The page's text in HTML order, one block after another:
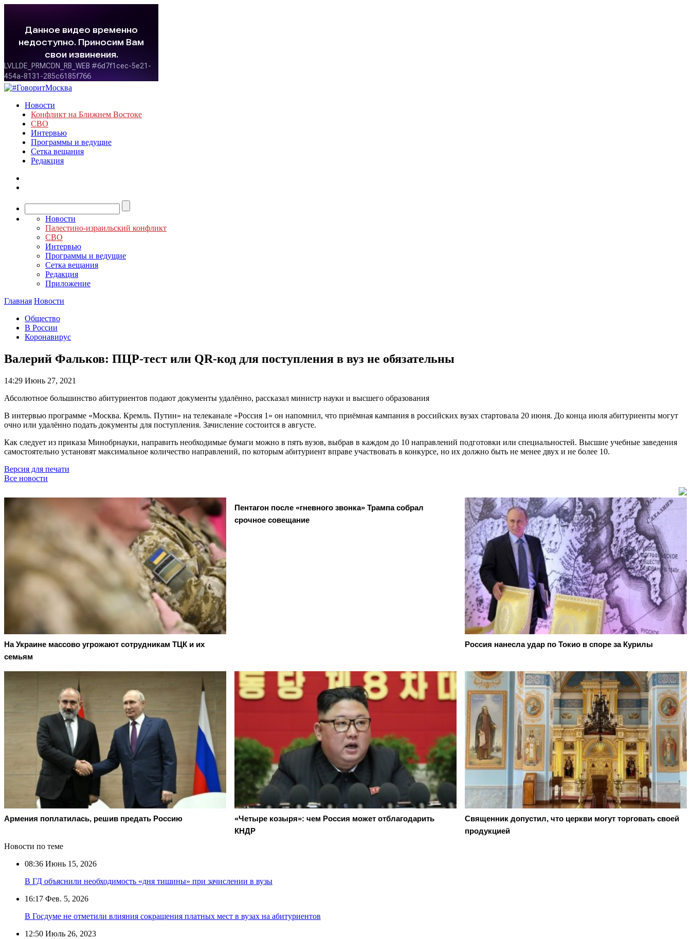
Новости
Конфликт на Ближнем Востоке
СВО
Интервью
Программы и ведущие
Сетка вещания
Редакция
Новости
Палестино-израильский конфликт
СВО
Интервью
Программы и ведущие
Сетка вещания
Редакция
Приложение
Главная Новости
Общество
В России
Коронавирус
Валерий Фальков: ПЦР-тест или QR-код для поступления в вуз не обязательны
14:29 Июнь 27, 2021
Абсолютное большинство абитуриентов подают документы удалённо, рассказал министр науки и высшего образования
В интервью программе «Москва. Кремль. Путин» на телеканале «Россия 1» он напомнил, что приёмная кампания в российских вузах стартовала 20 июня. До конца июля абитуриенты могут
очно или удалённо подать документы для поступления. Зачисление состоится в августе.
Как следует из приказа Минобрнауки, направить необходимые бумаги можно в пять вузов, выбрав в каждом до 10 направлений подготовки или специальностей. Высшие учебные заведения
самостоятельно установят максимальное количество направлений, по которым абитуриент вправе участвовать в конкурсе, но их должно быть не менее двух и не более 10.
Версия для печати
Все новости
На Украине массово угрожают сотрудникам ТЦК и их
семьям
Пентагон после «гневного звонка» Трампа собрал
срочное совещание
Россия нанесла удар по Токио в споре за Курилы
Армения поплатилась, решив предать Россию
«Четыре козыря»: чем Россия может отблагодарить
КНДР
Священник допустил, что церкви могут торговать своей
продукцией
Новости по теме
08:36 Июнь 15, 2026
В ГД объяснили необходимость «дня тишины» при зачислении в вузы
16:17 Фев. 5, 2026
В Госдуме не отметили влияния сокращения платных мест в вузах на абитуриентов
12:50 Июль 26, 2023